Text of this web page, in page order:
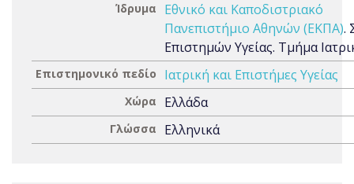
Ίδρυμα
Εθνικό και Καποδιστριακό
Πανεπιστήμιο Αθηνών (ΕΚΠΑ).
Επιστημών Υγείας. Τμήμα
Επιστημονικό πεδίο Ιατρική και Επιστήμες Υγείας
Χώρα Ελλάδα
Γλώσσα Ελληνικά